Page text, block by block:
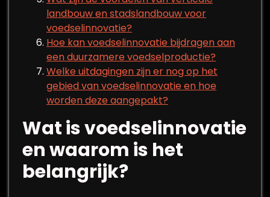
landbouw en stadslandbouw voor
voedselinnovatie?
Hoe kan voedselinnovatie bijdragen aan
een duurzamere voedselproductie?
Welke uitdagingen zijn er nog op het
gebied van voedselinnovatie en hoe
worden deze aangepakt?
Wat is voedselinnovatie
en waarom is het
belangrijk?